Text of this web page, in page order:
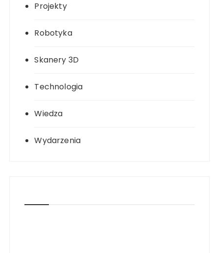
Projekty
Robotyka
Skanery 3D
Technologia
Wiedza
Wydarzenia